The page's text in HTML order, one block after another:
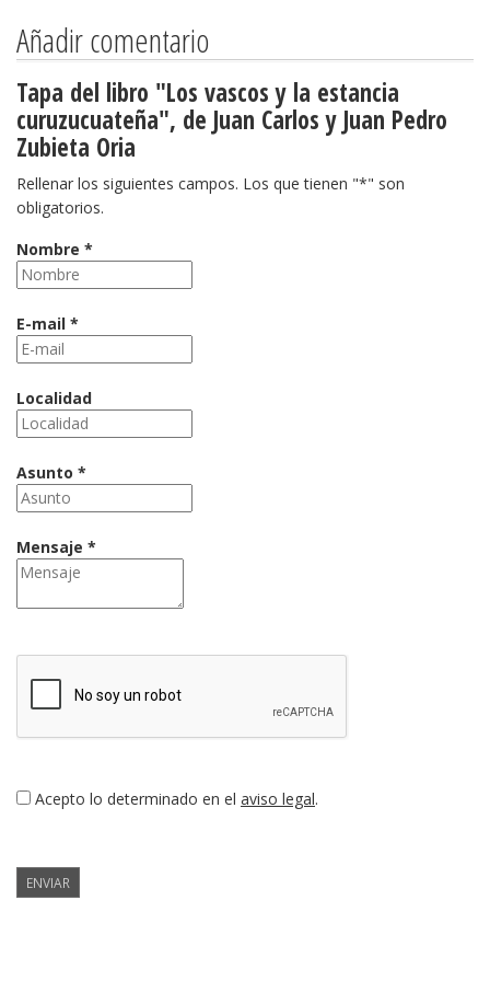
Añadir comentario
Tapa del libro "Los vascos y la estancia
curuzucuateña", de Juan Carlos y Juan Pedro
Zubieta Oria
Rellenar los siguientes campos. Los que tienen "*" son
obligatorios.
Nombre *
E-mail *
Localidad
Asunto *
Mensaje *
Acepto lo determinado en el aviso legal.
ENVIAR